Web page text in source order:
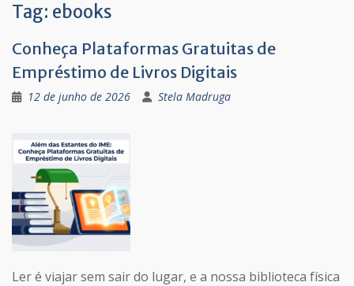
Tag: ebooks
Conheça Plataformas Gratuitas de
Empréstimo de Livros Digitais
12 de junho de 2026 Stela Madruga
Ler é viajar sem sair do lugar, e a nossa biblioteca física